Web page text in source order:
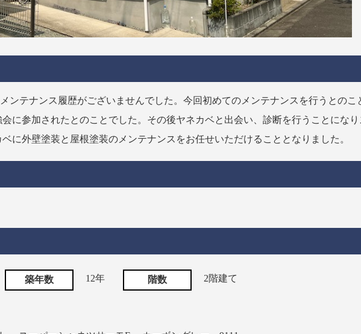
ンテナンス履歴がございませんでした。今回初めてのメンテナンスを行うとのこ
に参加されたとのことでした。その後ヤネカベと出会い、診断を行うことにな
に外壁塗装と屋根塗装のメンテナンスをお任せいただけることとなりました。
築年数 12年 階数 2階建て